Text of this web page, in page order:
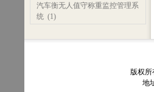
汽车衡无人值守称重监控管理系
统(1)
版权所
地